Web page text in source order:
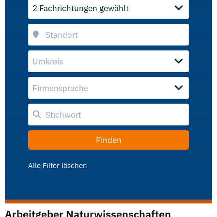
2 Fachrichtungen gewählt
Umkreis
Firmensprache
Alle Filter löschen
Arbeitgeber Naturwissenschaften